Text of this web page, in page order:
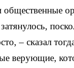
общественные
затянулось,
– сказал
верующие,